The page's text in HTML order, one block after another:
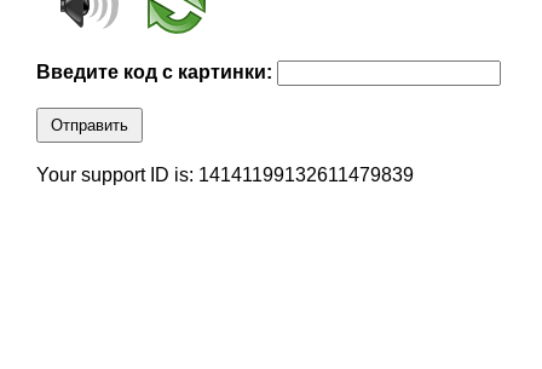
Введите код с картинки:
Отправить
Your support ID is: 14141199132611479839